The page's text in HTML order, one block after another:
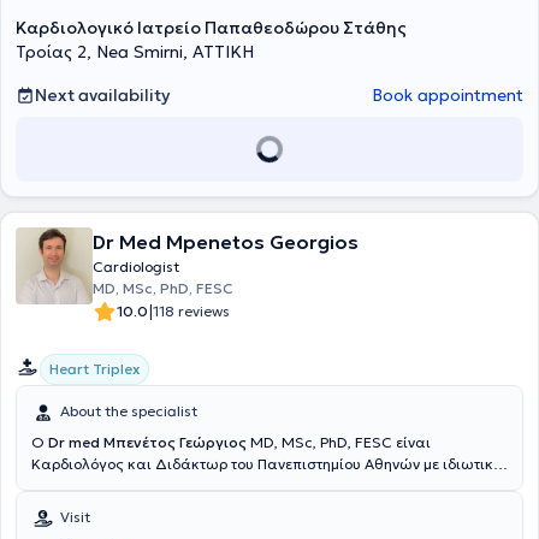
Καρδιολογικό Ιατρείο Παπαθεοδώρου Στάθης
Τροίας 2, Nea Smirni, ΑΤΤΙΚΗ
Next availability
Book appointment
Dr Med Mpenetos Georgios
Cardiologist
MD, MSc, PhD, FESC
10.0|118 reviews
Heart Triplex
About the specialist
Ο Dr med Μπενέτος Γεώργιος MD, MSc, PhD, FESC είναι
Καρδιολόγος και Διδάκτωρ του Πανεπιστημίου Αθηνών με ιδιωτικό
Υπότροφος της Α’ Πανεπιστημιακής Καρδιολογικής Κλινικής του
Πανεπιστημίου Αθηνών στο Γενικό Νοσοκομείο Αθηνών
Visit